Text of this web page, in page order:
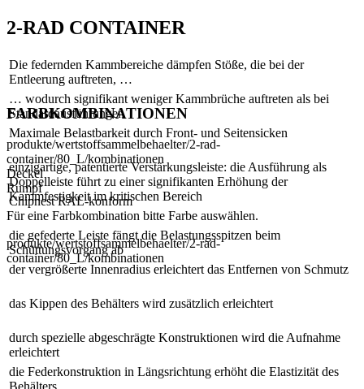
2-RAD CONTAINER
Die federnden Kammbereiche dämpfen Stöße, die bei der
Entleerung auftreten, …
… wodurch signifikant weniger Kammbrüche auftreten als bei
Standardausführungen
Maximale Belastbarkeit durch Front- und Seitensicken
einzigartige, patentierte Verstärkungsleiste: die Ausführung als
Doppelleiste führt zu einer signifikanten Erhöhung der
Kammfestigkeit im kritischen Bereich
Chipnest RAL-konform
die gefederte Leiste fängt die Belastungsspitzen beim
Schüttungsvorgang ab
der vergrößerte Innenradius erleichtert das Entfernen von Schmutz
das Kippen des Behälters wird zusätzlich erleichtert
durch spezielle abgeschrägte Konstruktionen wird die Aufnahme
erleichtert
die Federkonstruktion in Längsrichtung erhöht die Elastizität des
Behälters
FARBKOMBINATIONEN
produkte/wertstoffsammelbehaelter/2-rad-
container/80_L/kombinationen
Deckel
Rumpf
Für eine Farbkombination bitte Farbe auswählen.
produkte/wertstoffsammelbehaelter/2-rad-
container/80_L/kombinationen